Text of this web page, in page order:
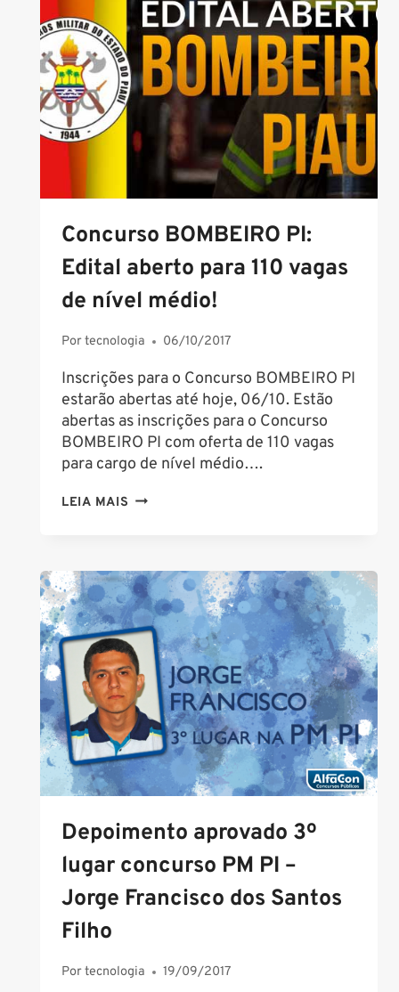
PARA
150
VAGAS
DE
NÍVEL
MÉDIO
Concurso BOMBEIRO PI:
Edital aberto para 110 vagas
de nível médio!
Portecnologia 06/10/2017
Inscrições para o Concurso BOMBEIRO PI
estarão abertas até hoje, 06/10. Estão
abertas as inscrições para o Concurso
BOMBEIRO PI com oferta de 110 vagas
para cargo de nível médio….
LEIA MAIS CONCURSO
ABERTO
PARA
110
VAGAS
DE
NÍVEL
MÉDIO!
Depoimento aprovado 3º
lugar concurso PM PI –
Jorge Francisco dos Santos
Filho
Portecnologia 19/09/2017